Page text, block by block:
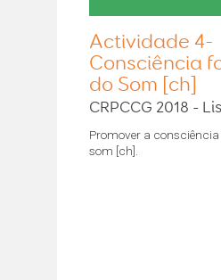
Actividade 4-
Consciência
do Som [ch]
CRPCCG 2018 -
Promover a
som [ch].